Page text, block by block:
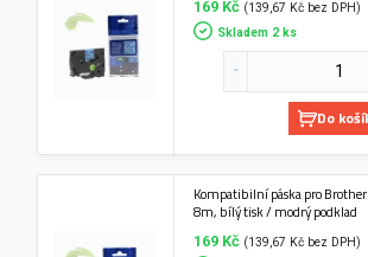
169 Kč (139,67 Kč bez DPH)
Skladem 2 ks
Do
Kompatibilní páska pro
8m, bílý tisk / modrý podklad
169 Kč (139,67 Kč bez DPH)